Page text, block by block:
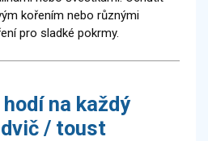
kořením nebo různými
pro sladké pokrmy.
na každý
/ toust